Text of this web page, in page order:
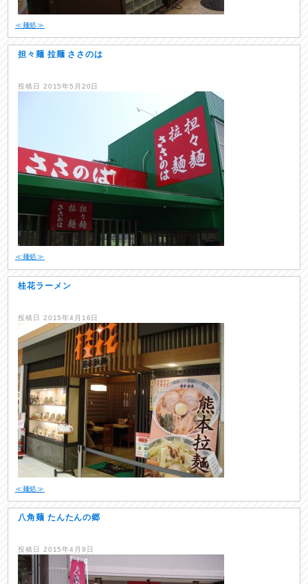
≪麺処≫
担々麺 拉麺 ささのは
投稿日 2015年5月20日
≪麺処≫
桂花ラーメン
投稿日 2015年4月16日
≪麺処≫
八角麺 たんたんの郷
投稿日 2015年4月9日